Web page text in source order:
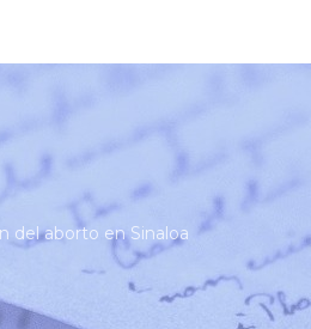
del aborto en Sinaloa